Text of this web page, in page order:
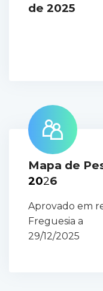
de 2025
Mapa de
2026
Aprovado em
Freguesia a
29/12/2025